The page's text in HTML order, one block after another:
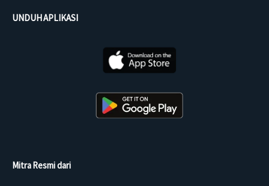
UNDUH APLIKASI
Mitra Resmi dari